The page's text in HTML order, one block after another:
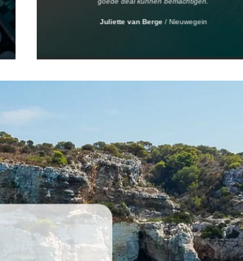
Juliette van Berge /Nieuwegein